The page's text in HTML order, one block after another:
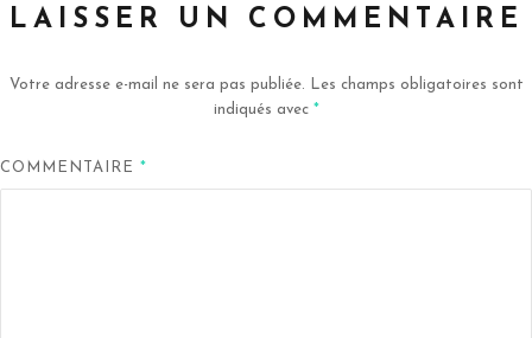
LAISSER UN COMMENTAIRE
Votre adresse e-mail ne sera pas publiée.
Les champs obligatoires sont
indiqués avec *
COMMENTAIRE *